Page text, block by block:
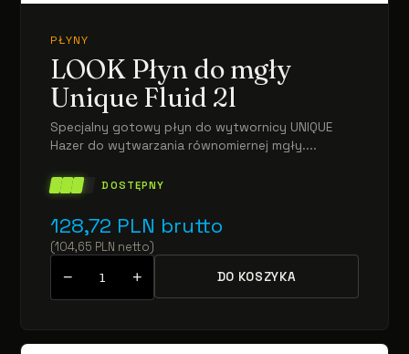
PŁYNY
LOOK Płyn do mgły
Unique Fluid 2l
Specjalny gotowy płyn do wytwornicy UNIQUE
Hazer do wytwarzania równomiernej mgły....
DOSTĘPNY
128,72 PLN brutto
(104,65 PLN netto)
− + DO KOSZYKA